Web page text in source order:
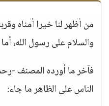
من أظهر لنا خيرا أمناه
والسلام على رسول الله،
فآخر ما أورده المصنف -
الناس على الظاهر ما جاء: